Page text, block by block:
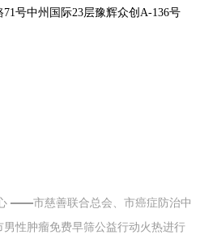
71号中州国际23层豫辉众创A-136号
——市慈善联合总会、市癌症防治中
性肿瘤免费早筛公益行动火热进行